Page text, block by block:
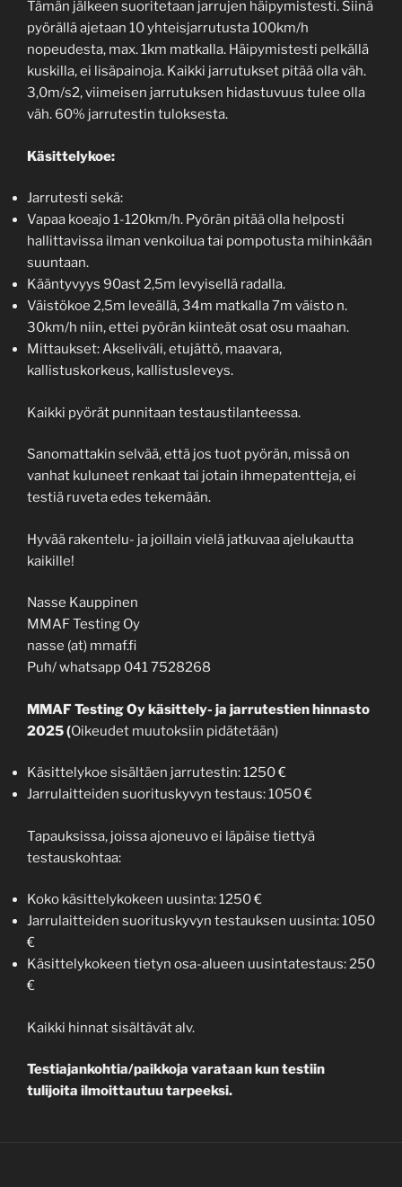
Tämän jälkeen suoritetaan jarrujen häipymistesti. Siinä
pyörällä ajetaan 10 yhteisjarrutusta 100km/h
nopeudesta, max. 1km matkalla. Häipymistesti pelkällä
kuskilla, ei lisäpainoja. Kaikki jarrutukset pitää olla väh.
3,0m/s2, viimeisen jarrutuksen hidastuvuus tulee olla
väh. 60% jarrutestin tuloksesta.
Käsittelykoe:
Jarrutesti sekä:
Vapaa koeajo 1-120km/h. Pyörän pitää olla helposti
hallittavissa ilman venkoilua tai pompotusta mihinkään
suuntaan.
Kääntyvyys 90ast 2,5m levyisellä radalla.
Väistökoe 2,5m leveällä, 34m matkalla 7m väisto n.
30km/h niin, ettei pyörän kiinteät osat osu maahan.
Mittaukset: Akseliväli, etujättö, maavara,
kallistuskorkeus, kallistusleveys.
Kaikki pyörät punnitaan testaustilanteessa.
Sanomattakin selvää, että jos tuot pyörän, missä on
vanhat kuluneet renkaat tai jotain ihmepatentteja, ei
testiä ruveta edes tekemään.
Hyvää rakentelu- ja joillain vielä jatkuvaa ajelukautta
kaikille!
Nasse Kauppinen
MMAF Testing Oy
nasse (at) mmaf.fi
Puh/ whatsapp 041 7528268
MMAF Testing Oy käsittely- ja jarrutestien hinnasto
2025 (Oikeudet muutoksiin pidätetään)
Käsittelykoe sisältäen jarrutestin: 1250 €
Jarrulaitteiden suorituskyvyn testaus: 1050 €
Tapauksissa, joissa ajoneuvo ei läpäise tiettyä
testauskohtaa:
Koko käsittelykokeen uusinta: 1250 €
Jarrulaitteiden suorituskyvyn testauksen uusinta: 1050
€
Käsittelykokeen tietyn osa-alueen uusintatestaus: 250
€
Kaikki hinnat sisältävät alv.
Testiajankohtia/paikkoja varataan kun testiin
tulijoita ilmoittautuu tarpeeksi.